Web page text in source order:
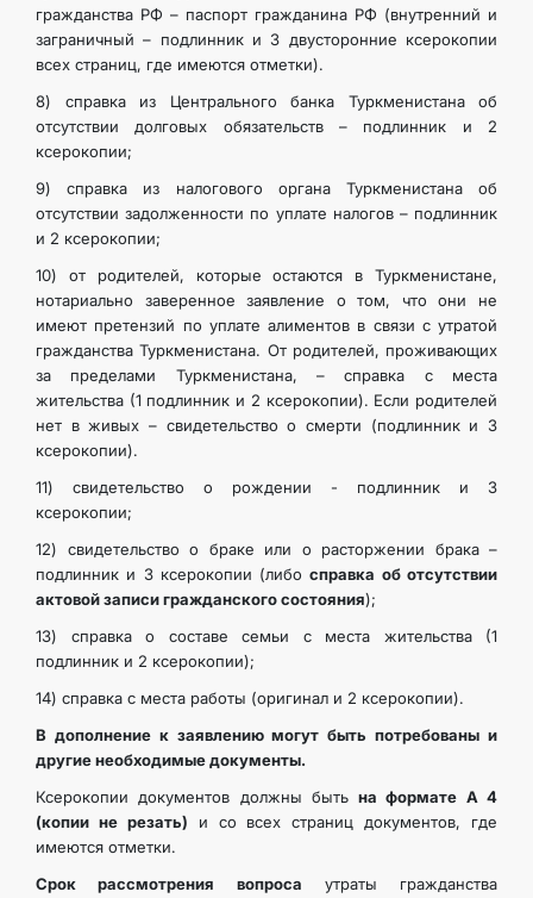
гражданства РФ – паспорт гражданина РФ (внутренний и
заграничный – подлинник и 3 двусторонние ксерокопии
всех страниц, где имеются отметки).
8) справка из Центрального банка Туркменистана об
отсутствии долговых обязательств – подлинник и 2
ксерокопии;
9) справка из налогового органа Туркменистана об
отсутствии задолженности по уплате налогов – подлинник
и 2 ксерокопии;
10) от родителей, которые остаются в Туркменистане,
нотариально заверенное заявление о том, что они не
имеют претензий по уплате алиментов в связи с утратой
гражданства Туркменистана. От родителей, проживающих
за пределами Туркменистана, – справка с места
жительства (1 подлинник и 2 ксерокопии). Если родителей
нет в живых – свидетельство о смерти (подлинник и 3
ксерокопии).
11) свидетельство о рождении - подлинник и 3
ксерокопии;
12) свидетельство о браке или о расторжении брака –
подлинник и 3 ксерокопии (либосправка об отсутствии
актовой записи гражданского состояния);
13) справка о составе семьи с места жительства (1
подлинник и 2 ксерокопии);
14) справка с места работы (оригинал и 2 ксерокопии).
В дополнение к заявлению могут быть потребованы и
другие необходимые документы.
Ксерокопии документов должны бытьна формате А 4
(копии не резать) и со всех страниц документов, где
имеются отметки.
Срок рассмотрения вопроса утраты гражданства